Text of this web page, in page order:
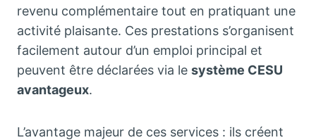
revenu complémentaire tout en pratiquant une
activité plaisante. Ces prestations s’organisent
facilement autour d’un emploi principal et
peuvent être déclarées via le système CESU
avantageux.
L’avantage majeur de ces services : ils créent